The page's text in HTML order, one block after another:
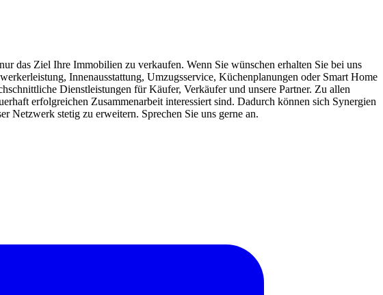
das Ziel Ihre Immobilien zu verkaufen. Wenn Sie wünschen erhalten Sie bei uns
Innenausstattung, Umzugsservice, Küchenplanungen oder Smart Home
Dienstleistungen für Käufer, Verkäufer und unsere Partner. Zu allen
erfolgreichen Zusammenarbeit interessiert sind. Dadurch können sich Synergien
Netzwerk stetig zu erweitern. Sprechen Sie uns gerne an.